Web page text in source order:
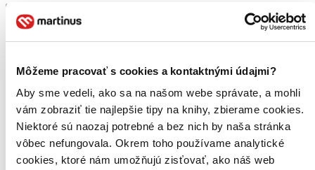
Môžeme pracovať s cookies a kontaktnými údajmi?
Aby sme vedeli, ako sa na našom webe správate, a mohli
vám zobraziť tie najlepšie tipy na knihy, zbierame cookies.
Niektoré sú naozaj potrebné a bez nich by naša stránka
vôbec nefungovala. Okrem toho používame analytické
cookies, ktoré nám umožňujú zisťovať, ako náš web
romány (229 titulov)
poviedky (38 titulov)poviedky38
novela (2 tituly) novela2
Podžáner
náučné (4 tituly)náučné4
komiksy (1 titul)
komiksy
Autor
Iva Pekárková (19 titulov) Iva Pekárková19